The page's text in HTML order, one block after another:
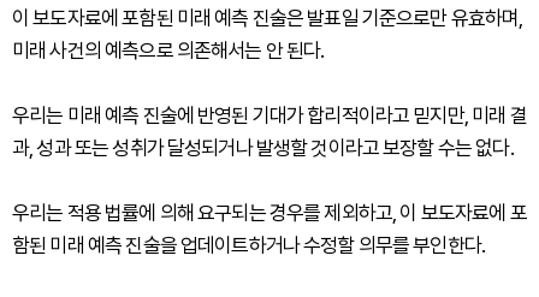
이 보도자료에 포함된 미래 예측 진술은 발표일 기준으로만 유효하며,
미래 사건의 예측으로 의존해서는 안 된다.
우리는 미래 예측 진술에 반영된 기대가 합리적이라고 믿지만, 미래 결
과, 성과 또는 성취가 달성되거나 발생할 것이라고 보장할 수는 없다.
우리는 적용 법률에 의해 요구되는 경우를 제외하고, 이 보도자료에 포
함된 미래 예측 진술을 업데이트하거나 수정할 의무를 부인한다.